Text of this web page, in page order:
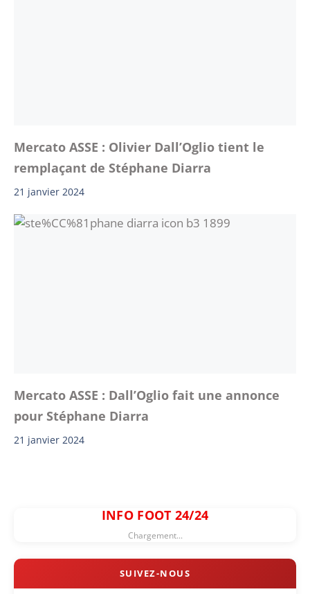
Mercato ASSE : Olivier Dall’Oglio tient le
remplaçant de Stéphane Diarra
21 janvier 2024
Mercato ASSE : Dall’Oglio fait une annonce
pour Stéphane Diarra
21 janvier 2024
INFO FOOT 24/24
Chargement...